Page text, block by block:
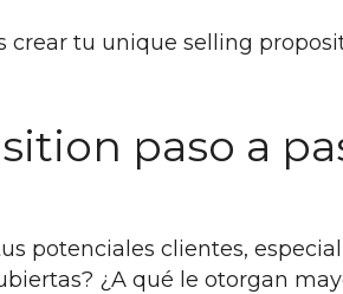
tu unique selling
paso a
potenciales clientes,
¿A qué le otorgan